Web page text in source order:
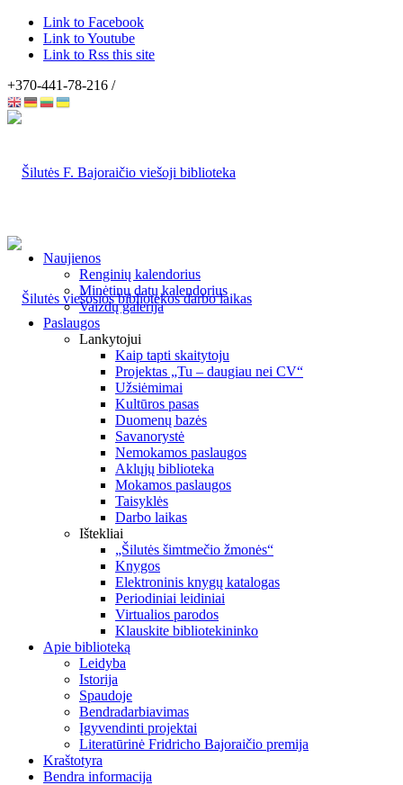
Link to Facebook
Link to Youtube
Link to Rss this site
+370-441-78-216 /
Naujienos
Renginių kalendorius
Minėtinų datų kalendorius
Vaizdų galerija
Paslaugos
Lankytojui
Kaip tapti skaitytoju
Projektas „Tu – daugiau nei CV“
Užsiėmimai
Kultūros pasas
Duomenų bazės
Savanorystė
Nemokamos paslaugos
Aklųjų biblioteka
Mokamos paslaugos
Taisyklės
Darbo laikas
Ištekliai
„Šilutės šimtmečio žmonės“
Knygos
Elektroninis knygų katalogas
Periodiniai leidiniai
Virtualios parodos
Klauskite bibliotekininko
Apie biblioteką
Leidyba
Istorija
Spaudoje
Bendradarbiavimas
Įgyvendinti projektai
Literatūrinė Fridricho Bajoraičio premija
Kraštotyra
Bendra informacija